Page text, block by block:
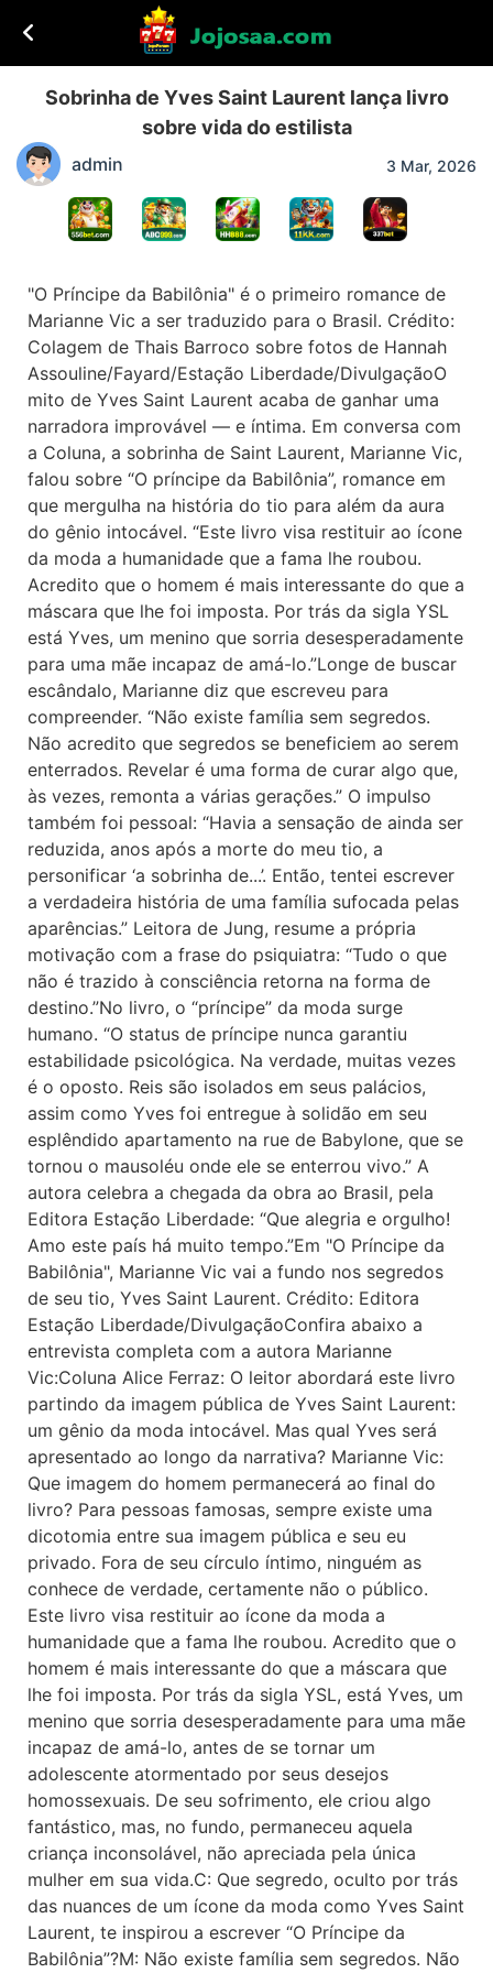
Sobrinha de Yves Saint Laurent lança livro
sobre vida do estilista
admin 3 Mar, 2026
"O Príncipe da Babilônia" é o primeiro romance de
Marianne Vic a ser traduzido para o Brasil. Crédito:
Colagem de Thais Barroco sobre fotos de Hannah
Assouline/Fayard/Estação Liberdade/DivulgaçãoO
mito de Yves Saint Laurent acaba de ganhar uma
narradora improvável — e íntima. Em conversa com
a Coluna, a sobrinha de Saint Laurent, Marianne Vic,
falou sobre “O príncipe da Babilônia”, romance em
que mergulha na história do tio para além da aura
do gênio intocável. “Este livro visa restituir ao ícone
da moda a humanidade que a fama lhe roubou.
Acredito que o homem é mais interessante do que a
máscara que lhe foi imposta. Por trás da sigla YSL
está Yves, um menino que sorria desesperadamente
para uma mãe incapaz de amá-lo.”Longe de buscar
escândalo, Marianne diz que escreveu para
compreender. “Não existe família sem segredos.
Não acredito que segredos se beneficiem ao serem
enterrados. Revelar é uma forma de curar algo que,
às vezes, remonta a várias gerações.” O impulso
também foi pessoal: “Havia a sensação de ainda ser
reduzida, anos após a morte do meu tio, a
personificar ‘a sobrinha de...’. Então, tentei escrever
a verdadeira história de uma família sufocada pelas
aparências.” Leitora de Jung, resume a própria
motivação com a frase do psiquiatra: “Tudo o que
não é trazido à consciência retorna na forma de
destino.”No livro, o “príncipe” da moda surge
humano. “O status de príncipe nunca garantiu
estabilidade psicológica. Na verdade, muitas vezes
é o oposto. Reis são isolados em seus palácios,
assim como Yves foi entregue à solidão em seu
esplêndido apartamento na rue de Babylone, que se
tornou o mausoléu onde ele se enterrou vivo.” A
autora celebra a chegada da obra ao Brasil, pela
Editora Estação Liberdade: “Que alegria e orgulho!
Amo este país há muito tempo.”Em "O Príncipe da
Babilônia", Marianne Vic vai a fundo nos segredos
de seu tio, Yves Saint Laurent. Crédito: Editora
Estação Liberdade/DivulgaçãoConfira abaixo a
entrevista completa com a autora Marianne
Vic:Coluna Alice Ferraz: O leitor abordará este livro
partindo da imagem pública de Yves Saint Laurent:
um gênio da moda intocável. Mas qual Yves será
apresentado ao longo da narrativa? Marianne Vic:
Que imagem do homem permanecerá ao final do
livro? Para pessoas famosas, sempre existe uma
dicotomia entre sua imagem pública e seu eu
privado. Fora de seu círculo íntimo, ninguém as
conhece de verdade, certamente não o público.
Este livro visa restituir ao ícone da moda a
humanidade que a fama lhe roubou. Acredito que o
homem é mais interessante do que a máscara que
lhe foi imposta. Por trás da sigla YSL, está Yves, um
menino que sorria desesperadamente para uma mãe
incapaz de amá-lo, antes de se tornar um
adolescente atormentado por seus desejos
homossexuais. De seu sofrimento, ele criou algo
fantástico, mas, no fundo, permaneceu aquela
criança inconsolável, não apreciada pela única
mulher em sua vida.C: Que segredo, oculto por trás
das nuances de um ícone da moda como Yves Saint
Laurent, te inspirou a escrever “O Príncipe da
Babilônia”?M: Não existe família sem segredos. Não